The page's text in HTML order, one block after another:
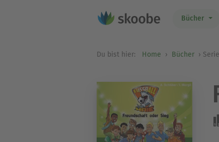
Bücher
Du bist hier: Home Bücher